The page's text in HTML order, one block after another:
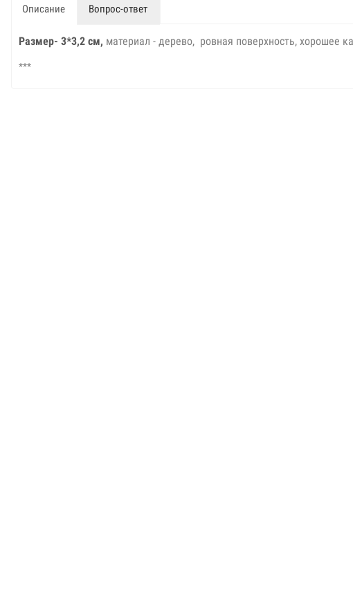
Описание Вопрос-ответ
Размер- 3*3,2 см, материал - дерево, ровная поверхность, хорошее
***